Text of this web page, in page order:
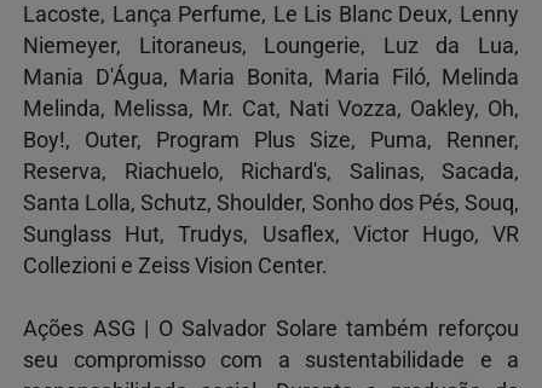
Lacoste, Lança Perfume, Le Lis Blanc Deux, Lenny
Niemeyer, Litoraneus, Loungerie, Luz da Lua,
Mania D'Água, Maria Bonita, Maria Filó, Melinda
Melinda, Melissa, Mr. Cat, Nati Vozza, Oakley, Oh,
Boy!, Outer, Program Plus Size, Puma, Renner,
Reserva, Riachuelo, Richard's, Salinas, Sacada,
Santa Lolla, Schutz, Shoulder, Sonho dos Pés, Souq,
Sunglass Hut, Trudys, Usaflex, Victor Hugo, VR
Collezioni e Zeiss Vision Center.
Ações ASG | O Salvador Solare também reforçou
seu compromisso com a sustentabilidade e a